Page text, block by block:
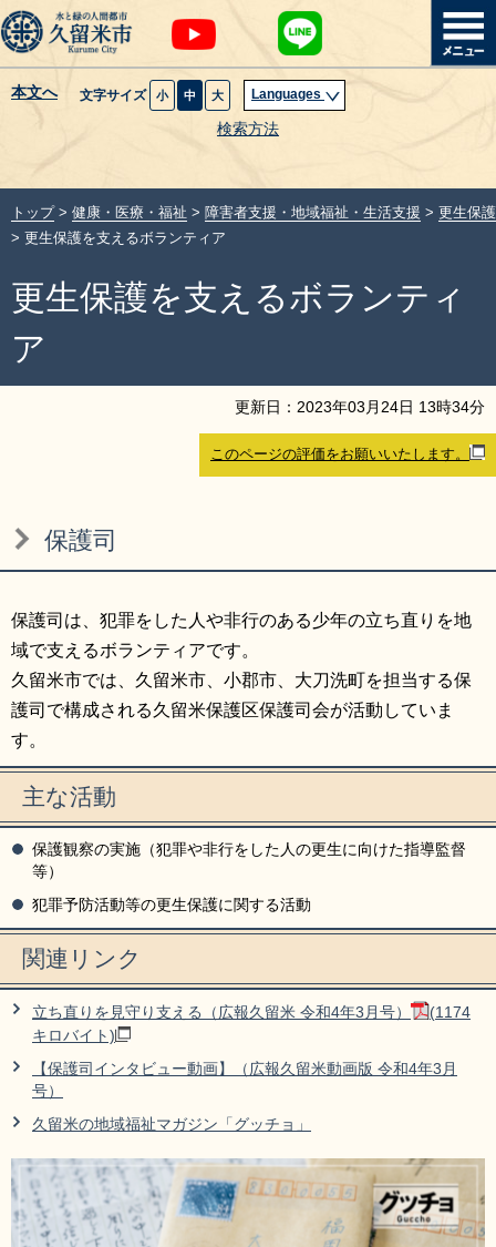
本文へ 文字サイズ 小 中 大 Languages
検索方法
暮らし・届出
健康・医療・福祉
観光魅力・イベント
創業・産業・ビジネス
組織から探す
RSS プライバシーポリシー
サイトについて
閉じる
トップ> 健康・医療・福祉 > 障害者支援・地域福祉・生活支援 > 更生保護
> 更生保護を支えるボランティア
更生保護を支えるボランティ
ア
更新日： 2023年03 月 24日 13時34分
このページの評価をお願いいたします。
保護司
保護司は、犯罪をした人や非行のある少年の立ち直りを地
域で支えるボランティアです。
久留米市では、久留米市、小郡市、大刀洗町を担当する保
護司で構成される久留米保護区保護司会が活動していま
す。
主な活動
保護観察の実施（犯罪や非行をした人の更生に向けた指導監督
等）
犯罪予防活動等の更生保護に関する活動
関連リンク
立ち直りを見守り支える（広報久留米 令和4年3月号）
(1174
キロバイト)
【保護司インタビュー動画】（広報久留米動画版 令和4年3月
号）
久留米の地域福祉マガジン「グッチョ」